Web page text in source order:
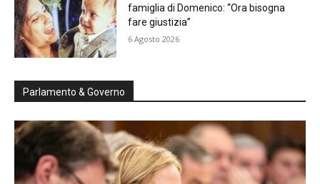
famiglia di Domenico: “Ora bisogna
fare giustizia”
6 Agosto 2026
Parlamento & Governo